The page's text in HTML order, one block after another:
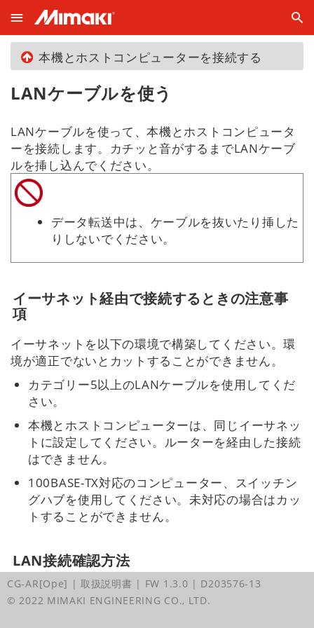
本機とホストコンピューターを接続する
LANケーブルを使う
LANケーブルを使って、本機とホストコンピュータ
ーを接続します。カチッと音がするまでLANケーブ
ルを挿し込んでください。
データ転送中は、ケーブルを抜いたり挿した
りしないでください。
イーサネット経由で接続するときの注意事
項
イーサネットを以下の環境で構築してください。環
境が適正でないとカットすることができません。
カテゴリー5以上のLANケーブルを使用してくだ
さい。
本機とホストコンピューターは、同じイーサネッ
トに設定してください。ルーターを経由した接続
はできません。
100BASE-TX対応のコンピューター、 スイッチン
グハブを使用してください。未対応の場合はカッ
トすることができません。
LAN接続確認方法
LANコネクターのランプを確認する。
CG-AR[Ope] | 取扱説明書 | FW 1.3.0 | D203576-13
© 2022 MIMAKI ENGINEERING CO., LTD.